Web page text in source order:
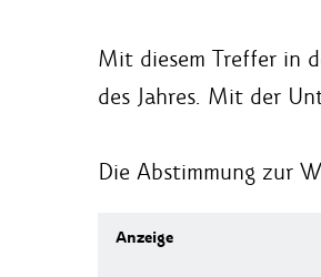
Mit diesem Treffer in
des Jahres. Mit der
Die Abstimmung zur